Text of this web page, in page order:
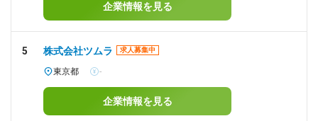
企業情報を見る
5 株式会社ツムラ 求人募集中
東京都 -
企業情報を見る